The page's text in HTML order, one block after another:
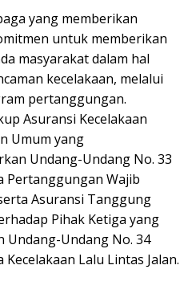
yang memberikan
untuk memberikan
masyarakat dalam hal
kecelakaan, melalui
pertanggungan.
Asuransi Kecelakaan
Umum yang
Undang-Undang No. 33
Pertanggungan Wajib
Asuransi Tanggung
Pihak Ketiga yang
Undang-Undang No. 34
Lalu Lintas Jalan.